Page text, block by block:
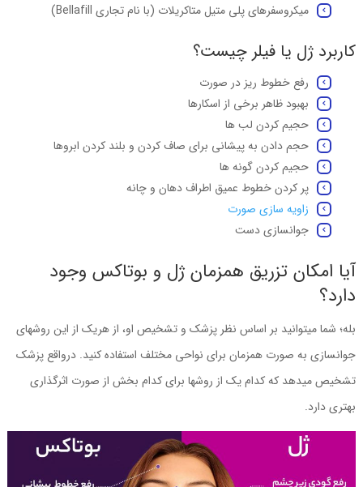
میکروسفرهای پلی متیل متاکریلات (با نام تجاری Bellafill
)
کاربرد ژل یا فیلر چیست؟
رفع خطوط ریز در صورت
بهبود ظاهر برخی از اسکارها
حجیم کردن لب ها
حجم دادن به پیشانی برای صاف کردن و بلند کردن ابروها
حجیم کردن گونه ها
پر کردن خطوط عمیق اطراف دهان و چانه
زاویه سازی صورت
جوانسازی دست
آیا امکان تزریق همزمان ژل و بوتاکس وجود
دارد؟
بله؛ شما میتوانید بر اساس نظر پزشک و تشخیص او، از هریک از این روشهای
جوانسازی به صورت همزمان برای نواحی مختلف استفاده کنید. درواقع پزشک
تشخیص میدهد که کدام یک از روشها برای کدام بخش از صورت اثرگذاری
بهتری دارد.